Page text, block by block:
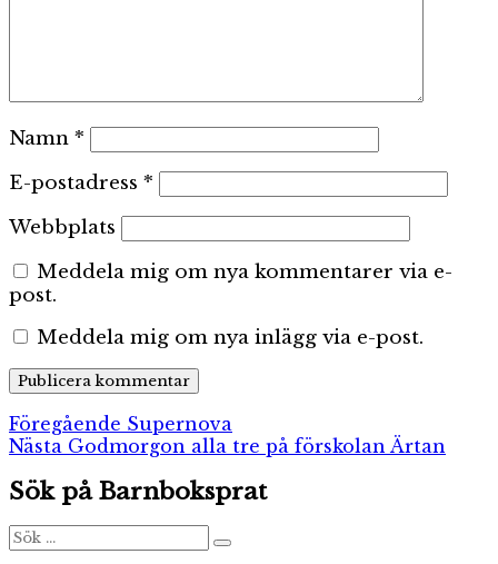
Namn *
E-postadress *
Webbplats
Meddela mig om nya kommentarer via e-
post.
Meddela mig om nya inlägg via e-post.
Inläggsnavigering
Föregående Föregående
inlägg:
Supernova
Nästa Nästa
Godmorgon alla tre på förskolan Ärtan
Sök på Barnboksprat
Sök
efter:
Sök